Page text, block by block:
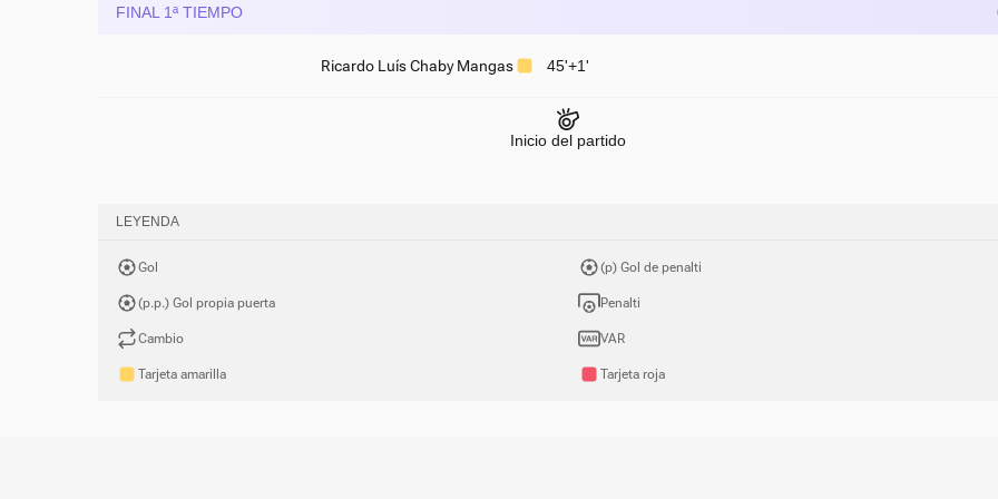
FINAL 1ª TIEMPO
Ricardo Luís Chaby Mangas 45'+1'
Inicio del partido
LEYENDA
Gol
(p.p.) Gol propia puerta
Cambio
Tarjeta amarilla
(p) Gol de penalti
Penalti
VAR
Tarjeta roja